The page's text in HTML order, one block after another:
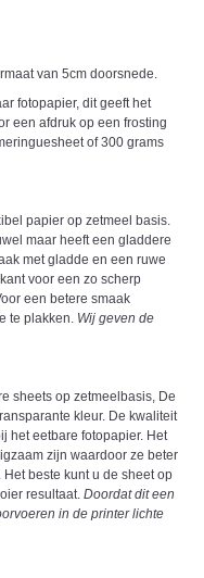
van 5cm doorsnede.
fotopapier, dit geeft het
een afdruk op een frosting
of 300 grams
papier op zetmeel basis.
maar heeft een gladdere
met gladde en een ruwe
voor een zo scherp
een betere smaak
te plakken. Wij geven de
sheets op zetmeelbasis, De
kleur. De kwaliteit
het eetbare fotopapier. Het
zijn waardoor ze beter
beste kunt u de sheet op
resultaat. Doordat dit een
in de printer lichte